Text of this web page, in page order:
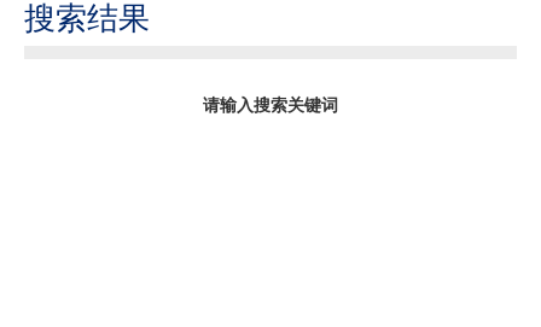
搜索结果
请输入搜索关键词